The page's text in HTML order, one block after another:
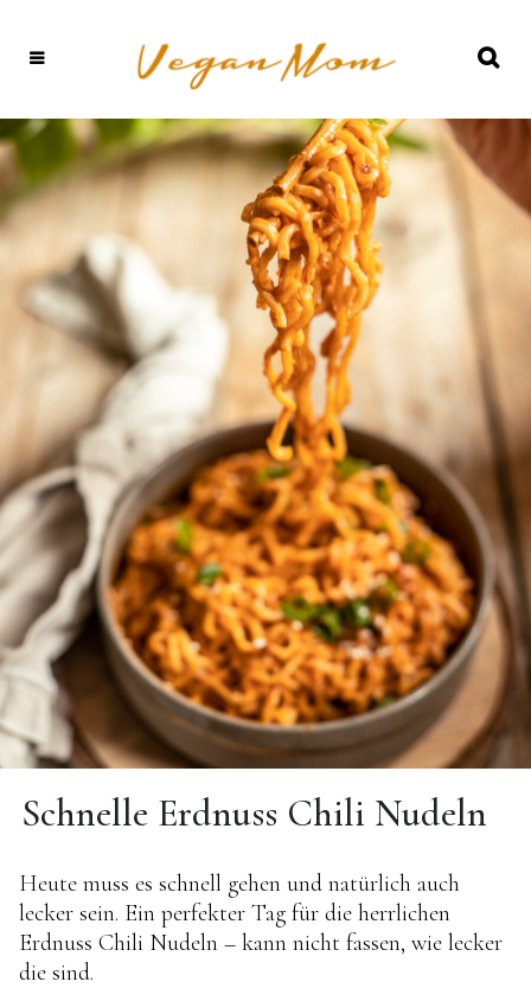
Schnelle Erdnuss Chili Nudeln
Heute muss es schnell gehen und natürlich auch
lecker sein. Ein perfekter Tag für die herrlichen
Erdnuss Chili Nudeln – kann nicht fassen, wie lecker
die sind.